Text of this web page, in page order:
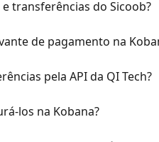
transferências do Sicoob?
de pagamento na
pela API da QI Tech?
los na Kobana?